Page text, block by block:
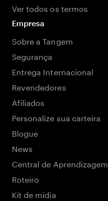
Ver todos os termos
Empresa
Sobre a Tangem
Segurança
Entrega Internacional
Revendedores
Afiliados
Personalize sua carteira
Blogue
News
Central de Aprendizagem
Roteiro
Kit de mídia